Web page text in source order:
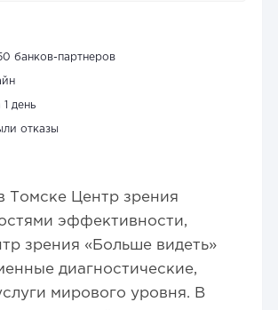
банков-партнеров
день
отказы
Томске Центр зрения
эффективности,
зрения «Больше видеть»
диагностические,
мирового уровня. В